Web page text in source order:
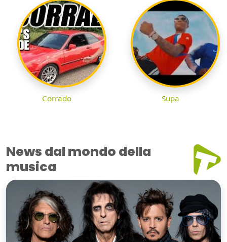
Corrado Supa
News dal mondo della
musica